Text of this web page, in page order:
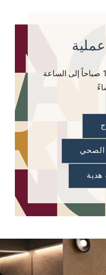
يفتح يومياً من الساعة 10:00 صباحاً إلى الساعة
الصحي
هدية